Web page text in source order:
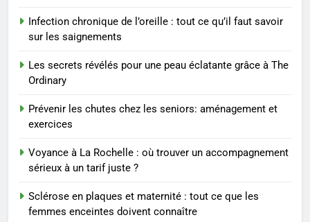
Les étapes clés pour créer une
ENTREPRISE
2
conseils pratiques
BIEN ÊTRE
3
Postures de yoga essentielles
Infection chronique de l’oreille : tout ce qu’il faut savoir
sur les saignements
Les secrets révélés pour une peau éclatante grâce à The
Ordinary
Prévenir les chutes chez les seniors: aménagement et
exercices
Voyance à La Rochelle : où trouver un accompagnement
sérieux à un tarif juste ?
Sclérose en plaques et maternité : tout ce que les
femmes enceintes doivent connaître